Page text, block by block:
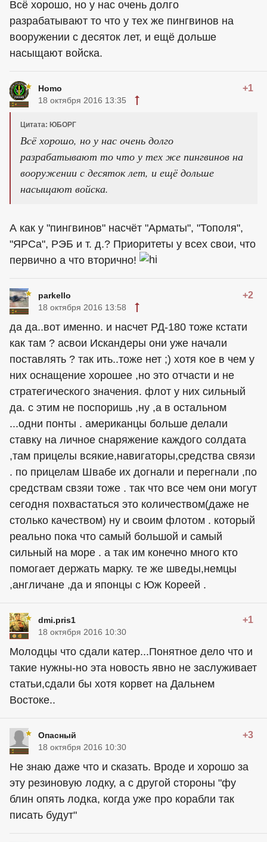
Всё хорошо, но у нас очень долго
разрабатывают то что у тех же пингвинов на
вооружении с десяток лет, и ещё дольше
насыщают войска.
Homo +1
18 октября 2016 13:35
Цитата: ЮБОРГ
Всё хорошо, но у нас очень долго
разрабатывают то что у тех же пингвинов на
вооружении с десяток лет, и ещё дольше
насыщают войска.
А как у "пингвинов" насчёт "Арматы", "Тополя",
"ЯРСа", РЭБ и т. д.? Приоритеты у всех свои, что
первично а что вторично!
parkello +2
18 октября 2016 13:58
да да..вот именно. и насчет РД-180 тоже кстати
как там ? асвои Искандеры они уже начали
поставлять ? так ить..тоже нет ;) хотя кое в чем у
них оснащение хорошее ,но это отчасти и не
стратегического значения. флот у них сильный
да. с этим не поспоришь ,ну ,а в остальном
...одни понты . американцы больше делали
ставку на личное снаряжение каждого солдата
,там прицелы всякие,навигаторы,средства связи
. по прицелам Швабе их догнали и перегнали ,по
средствам свзяи тоже . так что все чем они могут
сегодня похвастаться это количеством(даже не
столько качеством) ну и своим флотом . который
реально пока что самый большой и самый
сильный на море . а так им конечно много кто
помогает держать марку. те же шведы,немцы
,англичане ,да и японцы с Юж Кореей .
dmi.pris1 +1
18 октября 2016 10:30
Молодцы что сдали катер...Понятное дело что и
такие нужны-но эта новость явно не заслуживает
статьи,сдали бы хотя корвет на Дальнем
Востоке..
Опасный +3
18 октября 2016 10:30
Не знаю даже что и сказать. Вроде и хорошо за
эту резиновую лодку, а с другой стороны "фу
блин опять лодка, когда уже про корабли так
писать будут"